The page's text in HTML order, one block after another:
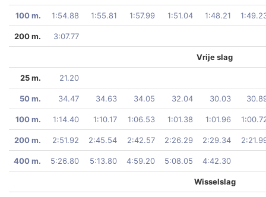
100 m. 1:54.88 1:55.81 1:57.99 1:51.04 1:48.21
200 m. 3:07.77
Vrije slag
25 m. 21.20
50 m. 34.47 34.63 34.05 32.04 30.03
100 m. 1:14.40 1:10.17 1:06.53 1:01.38 1:01.96
200 m. 2:51.92 2:45.54 2:42.57 2:26.29 2:29.34
400 m. 5:26.80 5:13.80 4:59.20 5:08.05 4:42.30
Wisselslag